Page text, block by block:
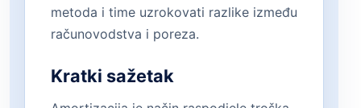
metoda i time uzrokovati razlike između
računovodstva i poreza.
Kratki sažetak